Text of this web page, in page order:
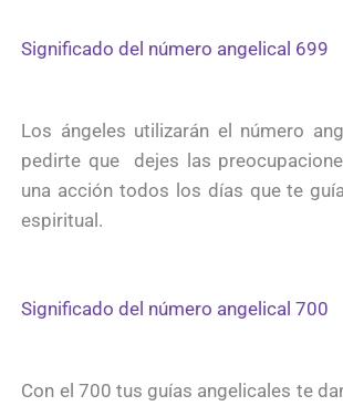
Significado del número angelical 699
Los ángeles utilizarán el número
pedirte que dejes las
una acción todos los días que te
espiritual.
Significado del número angelical 700
Con el 700 tus guías angelicales te